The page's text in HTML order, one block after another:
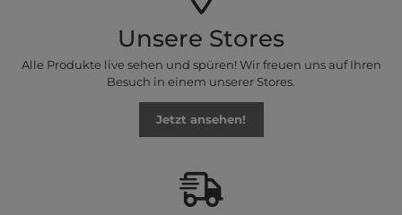
Unsere Stores
Alle Produkte live sehen und spüren! Wir freuen uns auf Ihren
Besuch in einem unserer Stores.
Jetzt ansehen!